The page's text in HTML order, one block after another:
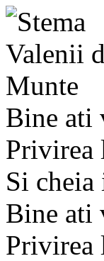
Bine ati
Privirea
Si
Bine ati
Privirea